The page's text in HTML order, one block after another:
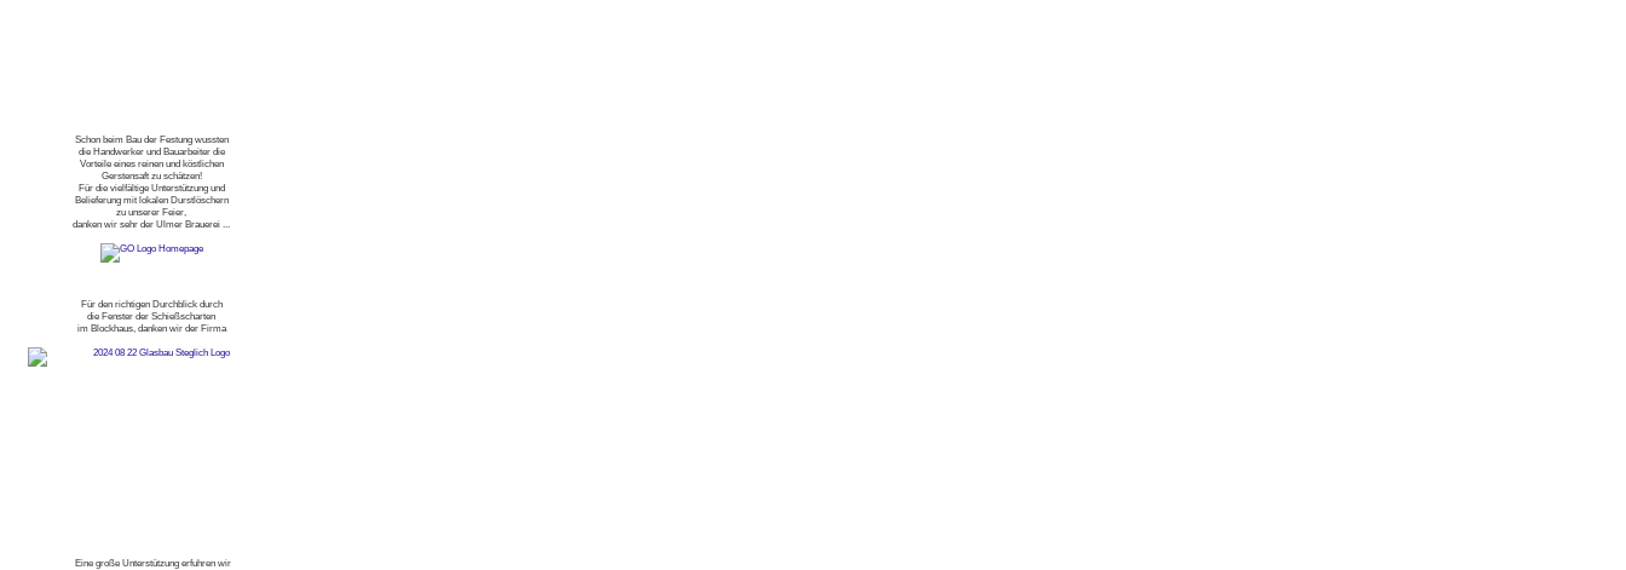
Schon beim Bau der Festung wussten
die Handwerker und Bauarbeiter die
Vorteile eines reinen und köstlichen
Gerstensaft zu schätzen!
Für die vielfältige Unterstützung und
Belieferung mit lokalen Durstlöschern
zu unserer Feier,
danken wir sehr der Ulmer Brauerei ...
Für den richtigen Durchblick durch
die Fenster der Schießscharten
im Blockhaus, danken wir der Firma
Eine große Unterstützung erfuhren wir